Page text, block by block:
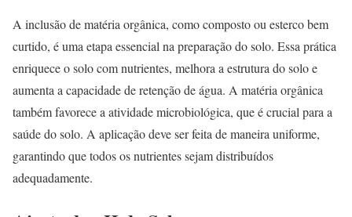
A inclusão de matéria orgânica, como composto ou esterco bem
curtido, é uma etapa essencial na preparação do solo. Essa prática
enriquece o solo com nutrientes, melhora a estrutura do solo e
aumenta a capacidade de retenção de água. A matéria orgânica
também favorece a atividade microbiológica, que é crucial para a
saúde do solo. A aplicação deve ser feita de maneira uniforme,
garantindo que todos os nutrientes sejam distribuídos
adequadamente.